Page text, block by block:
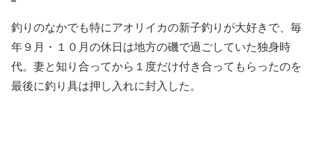
釣りのなかでも特にアオリイカの新子釣りが大好きで、毎
年９月・１０月の休日は地方の磯で過ごしていた独身時
代。妻と知り合ってから１度だけ付き合ってもらったのを
最後に釣り具は押し入れに封入した。